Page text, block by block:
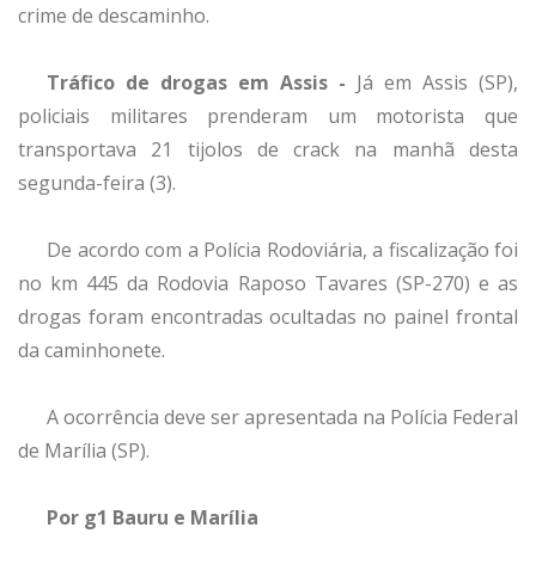
crime de descaminho.
Tráfico de drogas em Assis - Já em Assis (SP),
policiais militares prenderam um motorista que
transportava 21 tijolos de crack na manhã desta
segunda-feira (3).
De acordo com a Polícia Rodoviária, a fiscalização foi
no km 445 da Rodovia Raposo Tavares (SP-270) e as
drogas foram encontradas ocultadas no painel frontal
da caminhonete.
A ocorrência deve ser apresentada na Polícia Federal
de Marília (SP).
Por g1 Bauru e Marília